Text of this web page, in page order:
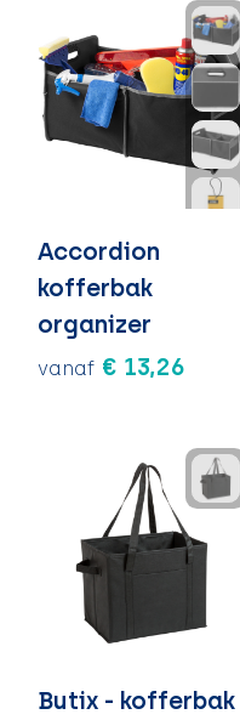
Accordion
kofferbak
organizer
vanaf € 13,26
Butix - kofferbak